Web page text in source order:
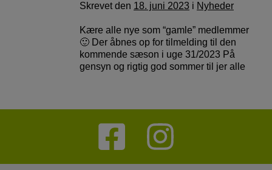
Skrevetden 18. juni 2023 i Nyheder
Kære alle nye som “gamle” medlemmer
🙂 Der åbnes op for tilmelding til den
kommende sæson i uge 31/2023 På
gensyn og rigtig god sommer til jer alle